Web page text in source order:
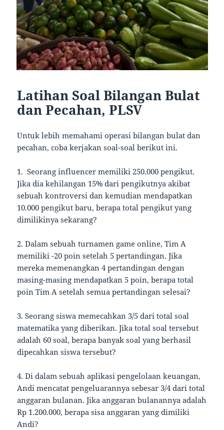
Latihan Soal Bilangan Bulat
dan Pecahan, PLSV
Untuk lebih memahami operasi bilangan bulat dan
pecahan, coba kerjakan soal-soal berikut ini.
1. Seorang influencer memiliki 250.000 pengikut.
Jika dia kehilangan 15% dari pengikutnya akibat
sebuah kontroversi dan kemudian mendapatkan
10.000 pengikut baru, berapa total pengikut yang
dimilikinya sekarang?
2. Dalam sebuah turnamen game online, Tim A
memiliki -20 poin setelah 5 pertandingan. Jika
mereka memenangkan 4 pertandingan dengan
masing-masing mendapatkan 5 poin, berapa total
poin Tim A setelah semua pertandingan selesai?
3. Seorang siswa memecahkan 3/5 dari total soal
matematika yang diberikan. Jika total soal tersebut
adalah 60 soal, berapa banyak soal yang berhasil
dipecahkan siswa tersebut?
4. Di dalam sebuah aplikasi pengelolaan keuangan,
Andi mencatat pengeluarannya sebesar 3/4 dari total
anggaran bulanan. Jika anggaran bulanannya adalah
Rp 1.200.000, berapa sisa anggaran yang dimiliki
Andi?